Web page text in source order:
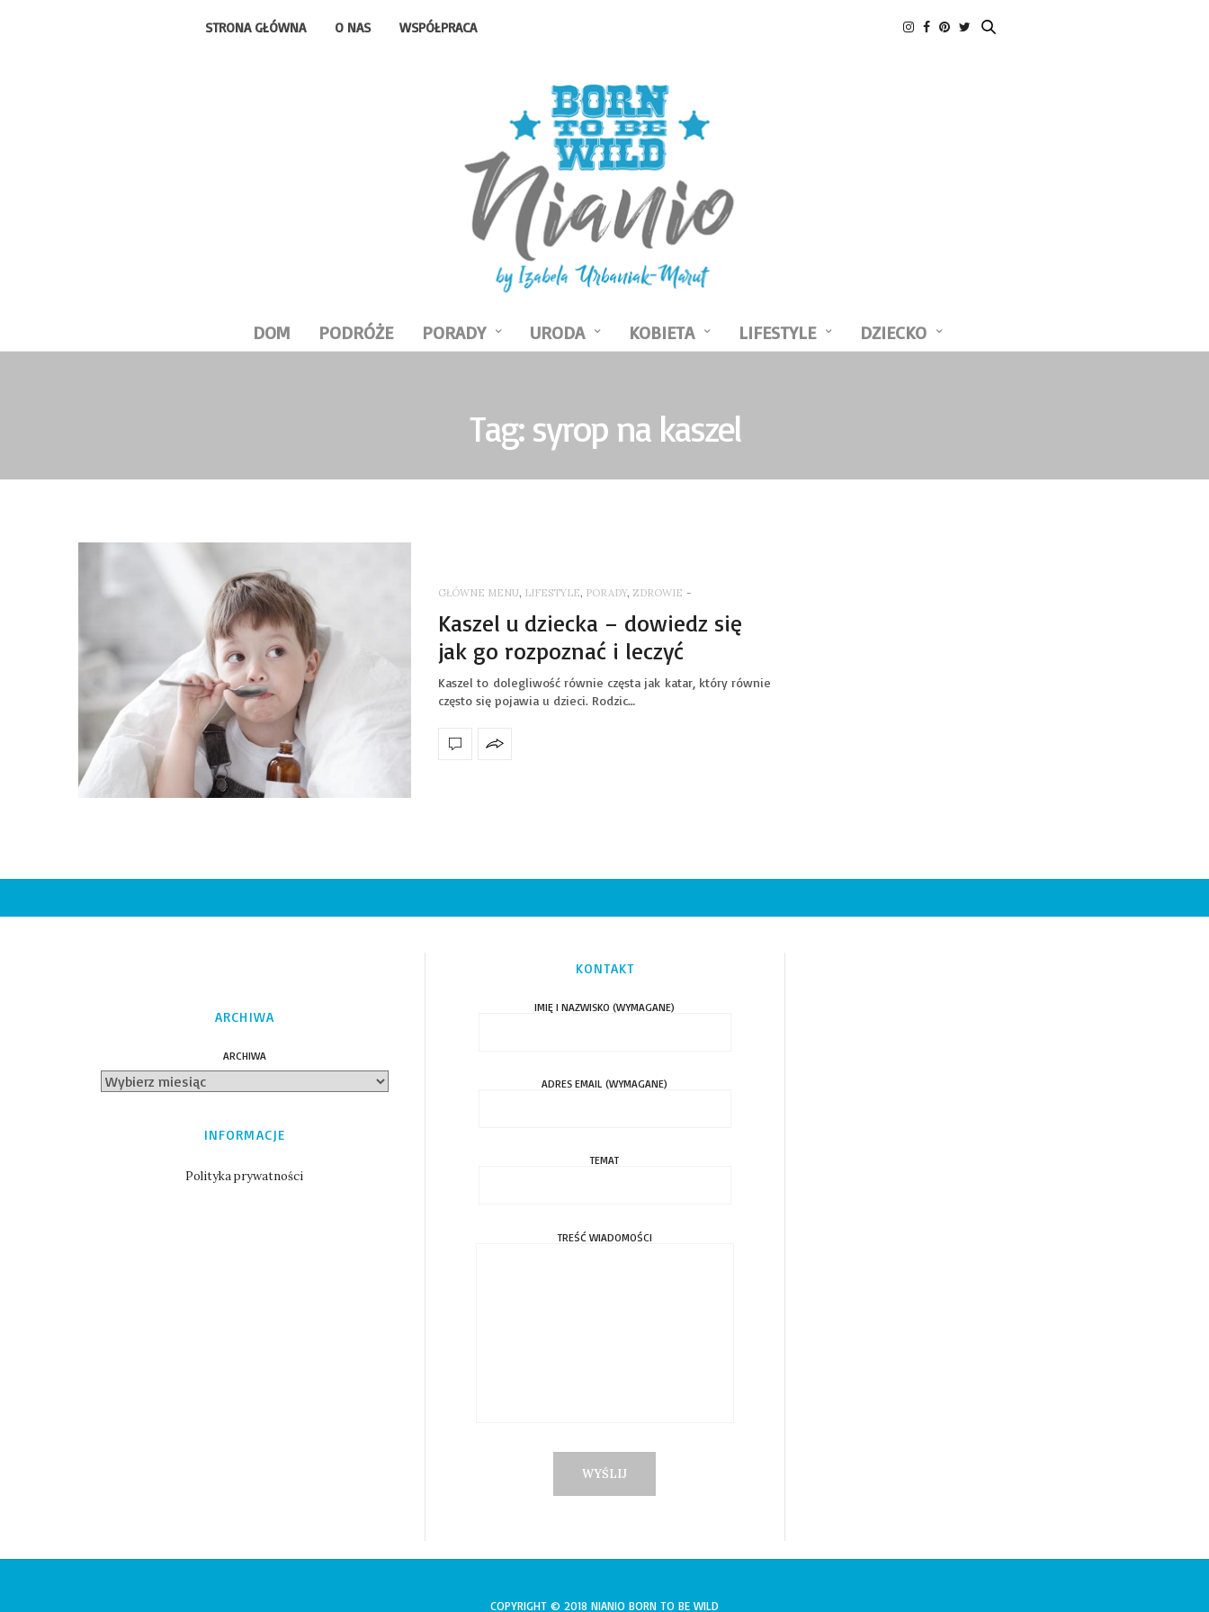
STRONA GŁÓWNA O NAS WSPÓŁPRACA
DOM PODRÓŻE PORADY URODA KOBIETA LIFESTYLE DZIECKO
Tag: syrop na kaszel
GŁÓWNE MENU, LIFESTYLE, PORADY, ZDROWIE -
Kaszel u dziecka – dowiedz się
jak go rozpoznać i leczyć
Kaszel to dolegliwość równie częsta jak katar, który równie
często się pojawia u dzieci. Rodzic…
ARCHIWA
ARCHIWA
INFORMACJE
Polityka prywatności
KONTAKT
IMIĘ I NAZWISKO (WYMAGANE)
ADRES EMAIL (WYMAGANE)
TEMAT
TREŚĆ WIADOMOŚCI
COPYRIGHT © 2018 NIANIO BORN TO BE WILD